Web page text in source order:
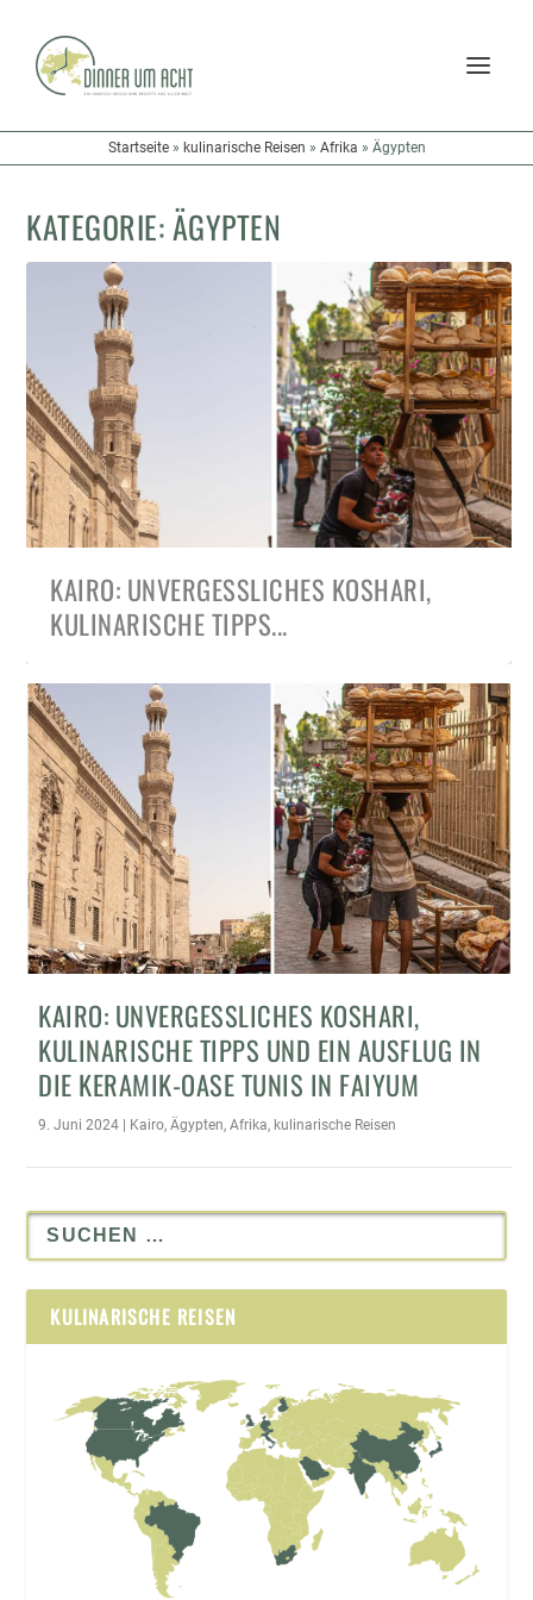
Startseite» kulinarische Reisen » Afrika » Ägypten
KATEGORIE:ÄGYPTEN
KAIRO: UNVERGESSLICHES KOSHARI,
KULINARISCHE TIPPS...
KAIRO: UNVERGESSLICHES KOSHARI,
KULINARISCHE TIPPS UND EIN AUSFLUG IN
DIE KERAMIK-OASE TUNIS IN FAIYUM
9. Juni 2024 | Kairo,Ägypten,Afrika, kulinarische Reisen
KULINARISCHE REISEN